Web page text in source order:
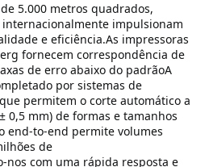
5.000 metros quadrados,
impulsionam
e eficiência.As impressoras
fornecem correspondência de
de erro abaixo do padrãoA
por sistemas de
permitem o corte automático a
0,5 mm) de formas e tamanhos
end-to-end permite volumes
de
nos com uma rápida resposta e